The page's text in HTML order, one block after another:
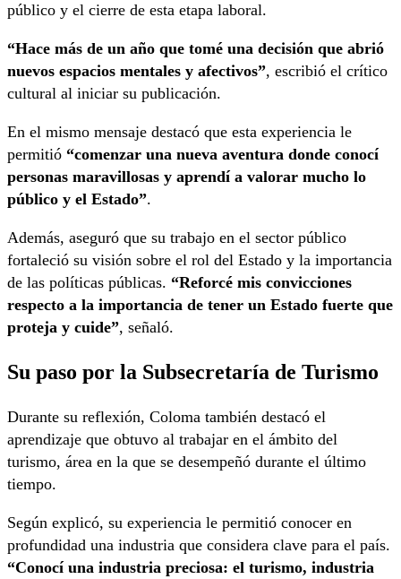
público y el cierre de esta etapa laboral.
“Hace más de un año que tomé una decisión que abrió
nuevos espacios mentales y afectivos”, escribió el crítico
cultural al iniciar su publicación.
En el mismo mensaje destacó que esta experiencia le
permitió “comenzar una nueva aventura donde conocí
personas maravillosas y aprendí a valorar mucho lo
público y el Estado”.
Además, aseguró que su trabajo en el sector público
fortaleció su visión sobre el rol del Estado y la importancia
de las políticas públicas. “Reforcé mis convicciones
respecto a la importancia de tener un Estado fuerte que
proteja y cuide”, señaló.
Su paso por la Subsecretaría de Turismo
Durante su reflexión, Coloma también destacó el
aprendizaje que obtuvo al trabajar en el ámbito del
turismo, área en la que se desempeñó durante el último
tiempo.
Según explicó, su experiencia le permitió conocer en
profundidad una industria que considera clave para el país.
“Conocí una industria preciosa: el turismo, industria